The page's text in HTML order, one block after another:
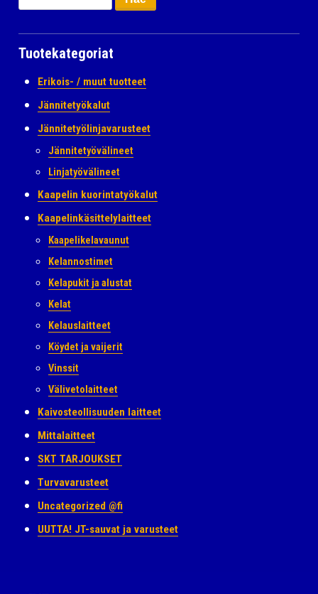
Tuotekategoriat
Erikois- / muut tuotteet
Jännitetyökalut
Jännitetyölinjavarusteet
Jännitetyövälineet
Linjatyövälineet
Kaapelin kuorintatyökalut
Kaapelinkäsittelylaitteet
Kaapelikelavaunut
Kelannostimet
Kelapukit ja alustat
Kelat
Kelauslaitteet
Köydet ja vaijerit
Vinssit
Välivetolaitteet
Kaivosteollisuuden laitteet
Mittalaitteet
SKT TARJOUKSET
Turvavarusteet
Uncategorized @fi
UUTTA! JT-sauvat ja varusteet